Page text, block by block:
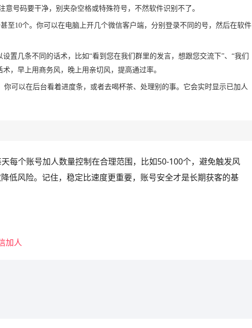
号码要干净，别夹杂空格或特殊符号，不然软件识别不了。
至10个。你可以在电脑上开几个微信客户端，分别登录不同的号，然后在软件
置几条不同的话术，比如“看到您在我们群里的发言，想跟您交流下”、“我们
，早上用商务风，晚上用亲切风，提高通过率。
可以在后台看着进度条，或者去喝杯茶、处理别的事。它会实时显示已加人
每个账号加人数量控制在合理范围，比如50-100个，避免触发风
低风险。记住，稳定比速度更重要，账号安全才是长期获客的基
加人